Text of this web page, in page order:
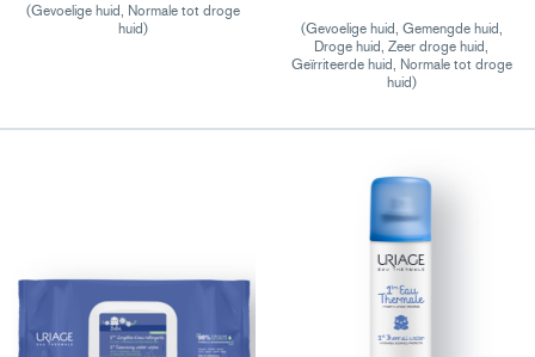
(Gevoelige huid, Normale tot droge
huid)
(Gevoelige huid, Gemengde huid,
Droge huid, Zeer droge huid,
Geïrriteerde huid, Normale tot droge
huid)